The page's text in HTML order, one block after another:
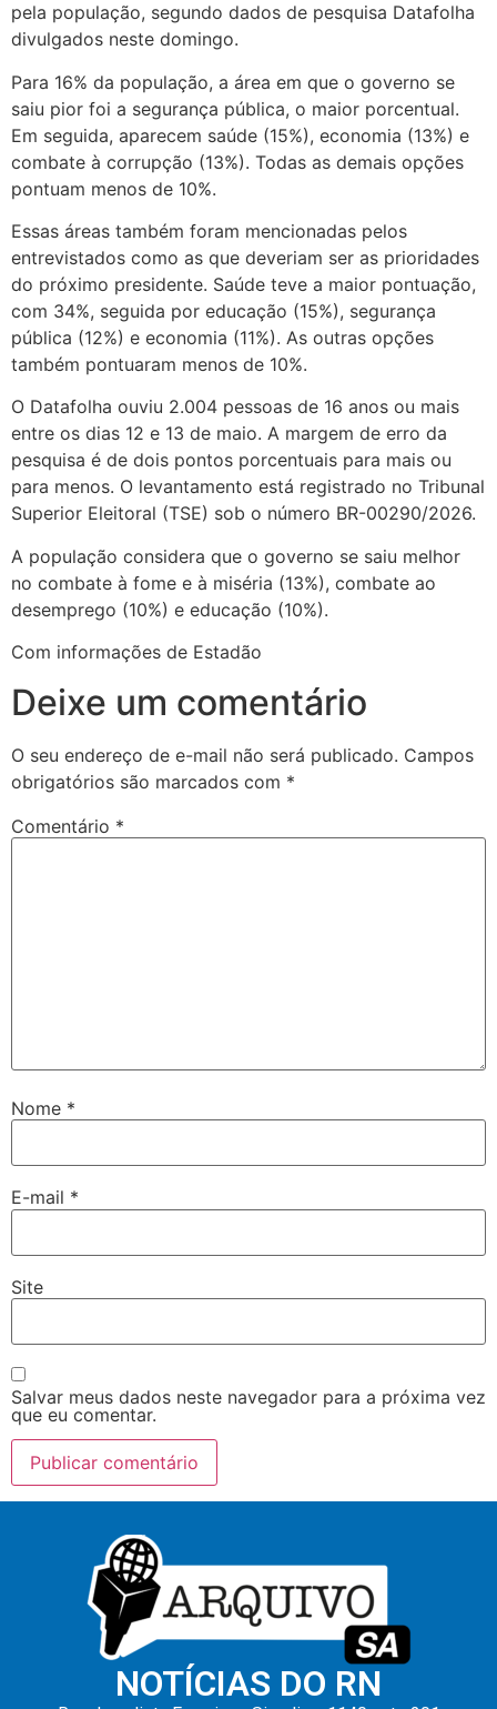
pela população, segundo dados de pesquisa Datafolha
divulgados neste domingo.
Para 16% da população, a área em que o governo se
saiu pior foi a segurança pública, o maior porcentual.
Em seguida, aparecem saúde (15%), economia (13%) e
combate à corrupção (13%). Todas as demais opções
pontuam menos de 10%.
Essas áreas também foram mencionadas pelos
entrevistados como as que deveriam ser as prioridades
do próximo presidente. Saúde teve a maior pontuação,
com 34%, seguida por educação (15%), segurança
pública (12%) e economia (11%). As outras opções
também pontuaram menos de 10%.
O Datafolha ouviu 2.004 pessoas de 16 anos ou mais
entre os dias 12 e 13 de maio. A margem de erro da
pesquisa é de dois pontos porcentuais para mais ou
para menos. O levantamento está registrado no Tribunal
Superior Eleitoral (TSE) sob o número BR-00290/2026.
A população considera que o governo se saiu melhor
no combate à fome e à miséria (13%), combate ao
desemprego (10%) e educação (10%).
Com informações de Estadão
Deixe um comentário
O seu endereço de e-mail não será publicado. Campos
obrigatórios são marcados com *
Comentário *
Nome *
E-mail *
Site
Salvar meus dados neste navegador para a próxima vez
que eu comentar.
NOTÍCIAS DO RN